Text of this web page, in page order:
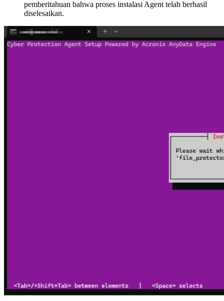
pemberitahuan bahwa proses instalasi Agent telah berhasil
diselesaikan.